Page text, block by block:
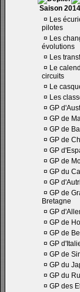
Saison 2014
¤ Les
pilotes
¤ Les
évolutions
¤ Les
¤ Le
circuits
¤ Le
¤ Les
¤ GP
¤ GP de
¤ GP de
¤ GP de
¤ GP
¤ GP de
¤ GP du
¤ GP
¤ GP de
Bretagne
¤ GP
¤ GP de
¤ GP de
¤ GP
¤ GP de
¤ GP du
¤ GP du
¤ GP des